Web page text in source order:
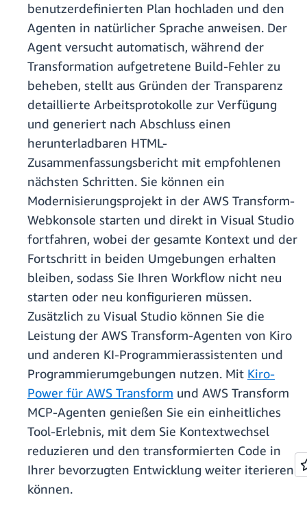
benutzerdefinierten Plan hochladen und den
Agenten in natürlicher Sprache anweisen. Der
Agent versucht automatisch, während der
Transformation aufgetretene Build-Fehler zu
beheben, stellt aus Gründen der Transparenz
detaillierte Arbeitsprotokolle zur Verfügung
und generiert nach Abschluss einen
herunterladbaren HTML-
Zusammenfassungsbericht mit empfohlenen
nächsten Schritten. Sie können ein
Modernisierungsprojekt in der AWS Transform-
Webkonsole starten und direkt in Visual Studio
fortfahren, wobei der gesamte Kontext und der
Fortschritt in beiden Umgebungen erhalten
bleiben, sodass Sie Ihren Workflow nicht neu
starten oder neu konfigurieren müssen.
Zusätzlich zu Visual Studio können Sie die
Leistung der AWS Transform-Agenten von Kiro
und anderen KI-Programmierassistenten und
Programmierumgebungen nutzen. Mit Kiro-
Power für AWS Transform und AWS Transform
MCP-Agenten genießen Sie ein einheitliches
Tool-Erlebnis, mit dem Sie Kontextwechsel
reduzieren und den transformierten Code in
Ihrer bevorzugten Entwicklung weiter iterieren
können.